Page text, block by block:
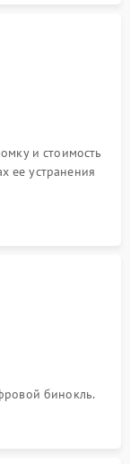
и стоимость
ее устранения
бинокль.